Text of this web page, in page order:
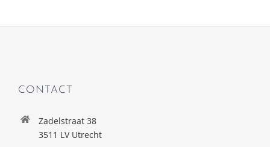
CONTACT
Zadelstraat 38
3511 LV Utrecht